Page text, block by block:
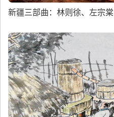
新疆三部曲：林则徐、左宗